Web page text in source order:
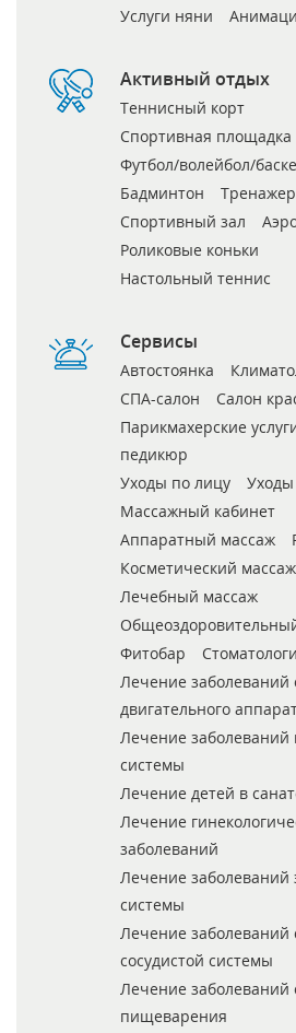
Услуги няни
Активный отдых
Теннисный корт
Спортивная площадка
Футбол/волейбол/
Бадминтон
Спортивный зал
Роликовые коньки
Настольный теннис
Сервисы
Автостоянка
СПА-салон
Салон
Парикмахерские
педикюр
Уходы по лицу
Уходы
Массажный кабинет
Аппаратный массаж
Косметический массаж
Лечебный массаж
Фитобар
Лечение заболеваний
двигательного
Лечение заболеваний
системы
Лечение детей в
Лечение
заболеваний
Лечение заболеваний
системы
Лечение заболеваний
сосудистой системы
Лечение заболеваний
пищеварения